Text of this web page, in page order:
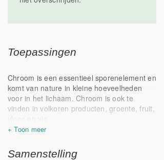
Toepassingen
Chroom is een essentieel sporenelement en
komt van nature in kleine hoeveelheden
voor in het lichaam. Chroom is ook te
vinden in volkoren producten, groente, fruit,
vlees en vis.
Chroom helpt de bloedsuikerspiegel
normale stofwisseling van koolhydraten,
Samenstelling